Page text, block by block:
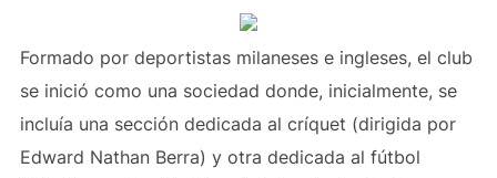
Formado por deportistas milaneses e ingleses, el club
se inició como una sociedad donde, inicialmente, se
incluía una sección dedicada al críquet (dirigida por
Edward Nathan Berra) y otra dedicada al fútbol